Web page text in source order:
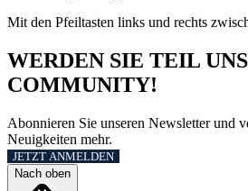
Mit den Pfeiltasten links und rechts
WERDEN SIE TEIL
COMMUNITY!
Abonnieren Sie unseren Newsletter und
Neuigkeiten mehr.
JETZT ANMELDEN
Nach oben